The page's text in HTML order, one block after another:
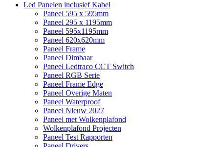
Led Panelen inclusief Kabel
Paneel 595 x 595mm
Paneel 295 x 1195mm
Paneel 595x1195mm
Paneel 620x620mm
Paneel Frame
Paneel Dimbaar
Paneel Ledtraco CCT Switch
Paneel RGB Serie
Paneel Frame Edge
Paneel Overige Maten
Paneel Waterproof
Paneel Nieuw 2027
Paneel met Wolkenplafond
Wolkenplafond Projecten
Paneel Test Rapporten